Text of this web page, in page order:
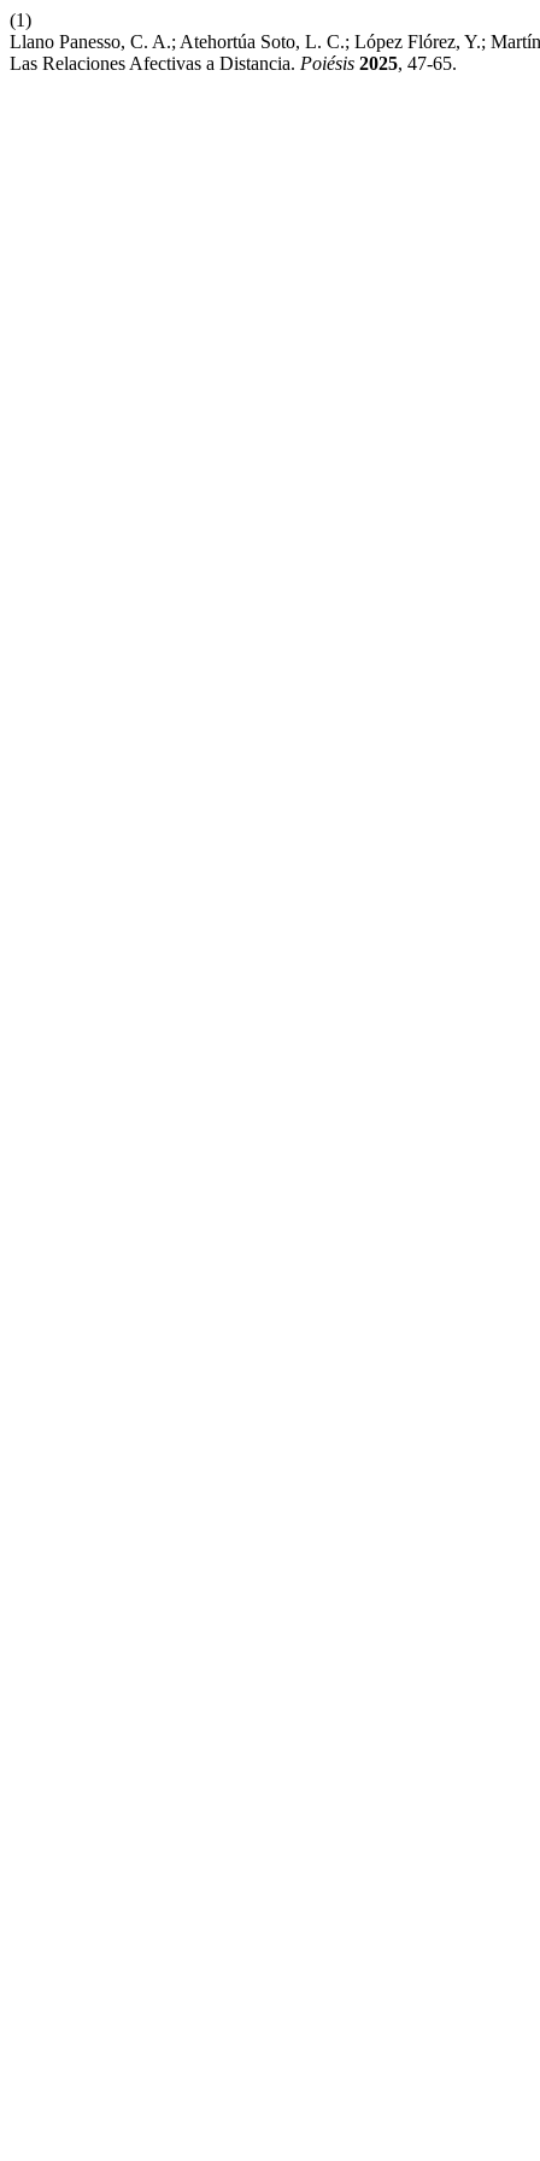
(1)
Llano Panesso, C. A.; Atehortúa Soto, L. C.; López Flórez, Y.;
Las Relaciones Afectivas a Distancia. Poiésis 2025, 47-65.